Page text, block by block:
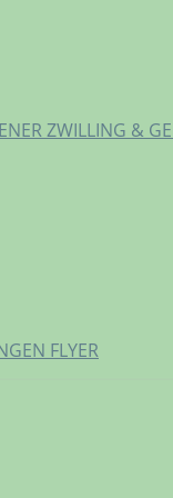
ZWILLING &
FLYER